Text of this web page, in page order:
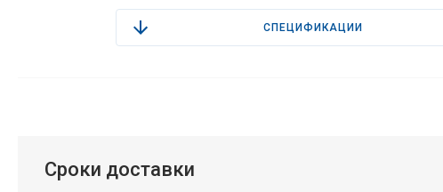
СПЕЦИФИКАЦИИ
Сроки доставки